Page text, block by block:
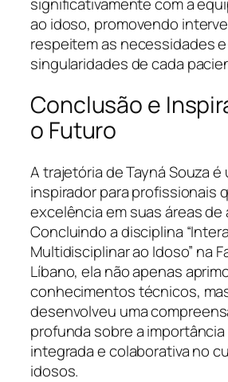
ao idoso, promovendo
respeitem as necessidades
singularidades de cada
Conclusão e
o Futuro
A trajetória de Tayná Souza é
inspirador para profissionais
excelência em suas áreas de
Concluindo a disciplina
Multidisciplinar ao Idoso” na
Líbano, ela não apenas
conhecimentos técnicos,
desenvolveu uma
profunda sobre a
integrada e colaborativa no
idosos.